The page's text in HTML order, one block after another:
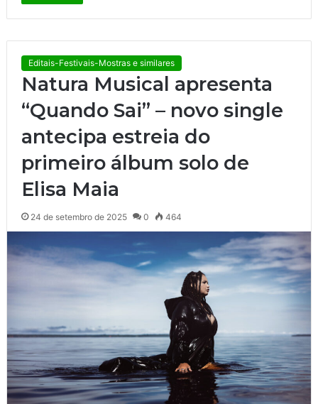
Editais-Festivais-Mostras e similares
Natura Musical apresenta
“Quando Sai” – novo single
antecipa estreia do
primeiro álbum solo de
Elisa Maia
24 de setembro de 2025 0 464